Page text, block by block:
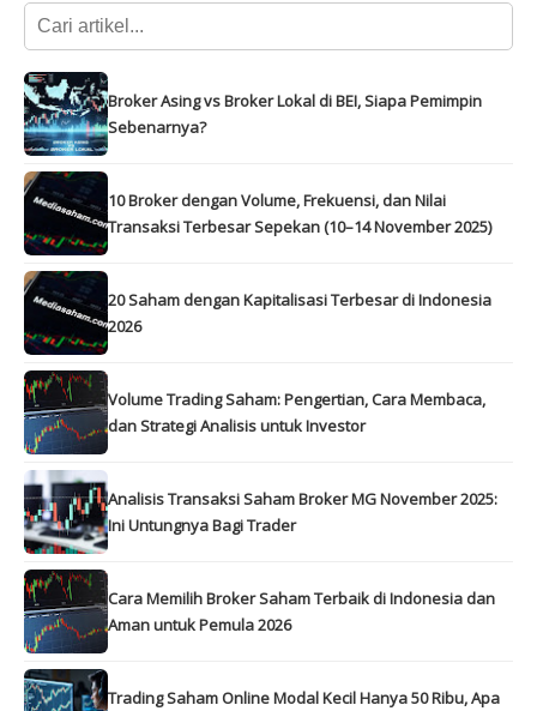
Broker Asing vs Broker Lokal di BEI, Siapa Pemimpin
Sebenarnya?
10 Broker dengan Volume, Frekuensi, dan Nilai
Transaksi Terbesar Sepekan (10–14 November 2025)
20 Saham dengan Kapitalisasi Terbesar di Indonesia
2026
Volume Trading Saham: Pengertian, Cara Membaca,
dan Strategi Analisis untuk Investor
Analisis Transaksi Saham Broker MG November 2025:
Ini Untungnya Bagi Trader
Cara Memilih Broker Saham Terbaik di Indonesia dan
Aman untuk Pemula 2026
Trading Saham Online Modal Kecil Hanya 50 Ribu, Apa